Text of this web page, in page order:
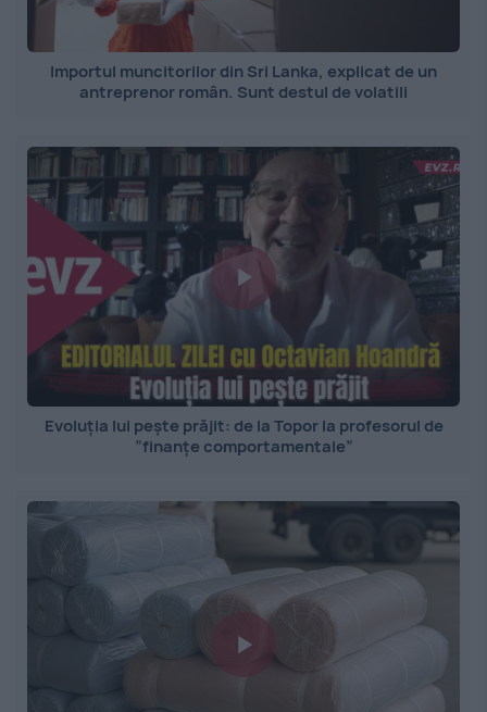
Importul muncitorilor din Sri Lanka, explicat de un
antreprenor român. Sunt destul de volatili
Evoluția lui pește prăjit: de la Topor la profesorul de
”finanțe comportamentale”